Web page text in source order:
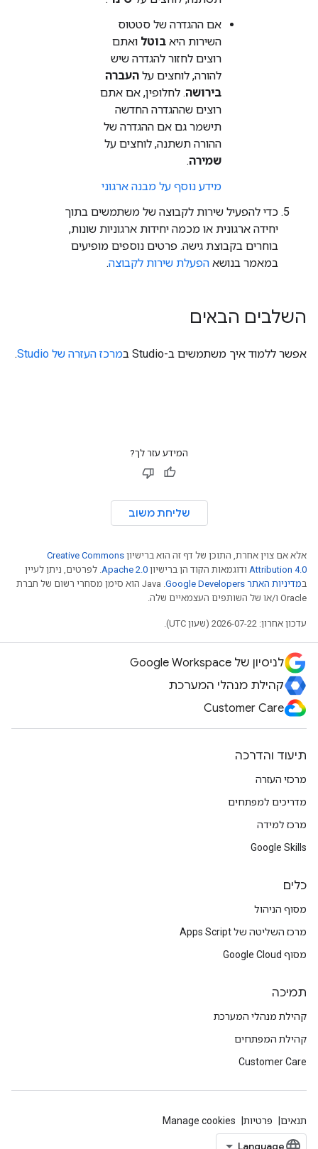
אם ההגדרה של סטטוס
השירות היא בוטל ואתם
רוצים לחזור להגדרה שיש
להורה, לוחצים על העברה
בירושה. לחלופין, אם אתם
רוצים שההגדרה החדשה
תישמר גם אם ההגדרה של
ההורה תשתנה, לוחצים על
שמירה.
מידע נוסף על מבנה ארגוני
כדי להפעיל שירות לקבוצה של משתמשים בתוך
יחידה ארגונית או מכמה יחידות ארגוניות שונות,
בוחרים בקבוצת גישה. פרטים נוספים מופיעים
במאמר בנושא הפעלת שירות לקבוצה.
השלבים הבאים
אפשר ללמוד איך משתמשים ב-Studio ב מרכז העזרה של Studio .
המידע עזר לך?
שליחת משוב
אלא אם צוין אחרת, התוכן של דף זה הוא ברישיון Creative Commons
Attribution 4.0 ודוגמאות הקוד הן ברישיון Apache 2.0. לפרטים, ניתן לעיין
במדיניות האתר Google Developers‏
.‏ Java הוא סימן מסחרי רשום של חברת
Oracle ו/או של השותפים העצמאיים שלה.
עדכון אחרון: 2026-07-22 (שעון UTC).
לניסיון של Google Workspace
קהילת מנהלי המערכת
Customer Care
תיעוד והדרכה
מרכזי העזרה
מדריכים למפתחים
מרכז למידה
Google Skills
כלים
מסוף הניהול
מרכז השליטה של Apps Script
מסוף Google Cloud
תמיכה
קהילת מנהלי המערכת
קהילת המפתחים
Customer Care
תנאים פרטיות Manage cookies